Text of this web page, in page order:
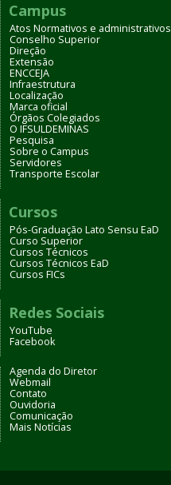
Campus
Atos Normativos e administrativos
Conselho Superior
Direção
Extensão
ENCCEJA
Infraestrutura
Localização
Marca oficial
Órgãos Colegiados
O IFSULDEMINAS
Pesquisa
Sobre o Campus
Servidores
Transporte Escolar
Cursos
Pós-Graduação Lato Sensu EaD
Curso Superior
Cursos Técnicos
Cursos Técnicos EaD
Cursos FICs
Redes Sociais
YouTube
Facebook
Agenda do Diretor
Webmail
Contato
Ouvidoria
Comunicação
Mais Notícias